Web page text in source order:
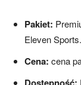
Pakiet:
Eleven Sports.
Cena: cena